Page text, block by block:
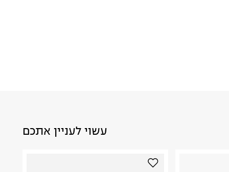
עשוי לעניין אתכם